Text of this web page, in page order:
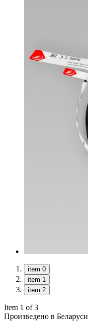
item 0
item 1
item 2
Item 1 of 3
Произведено в Беларуси